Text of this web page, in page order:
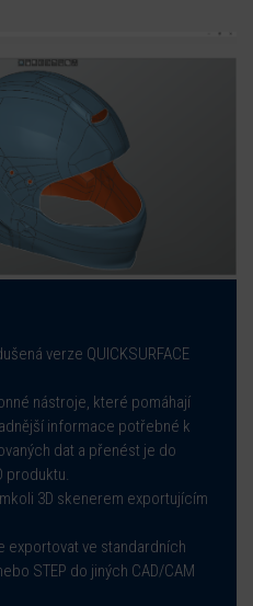
verze QUICKSURFACE
nástroje, které pomáhají
informace potřebné k
dat a přenést je do
produktu.
3D skenerem exportujícím
exportovat ve standardních
STEP do jiných CAD/CAM